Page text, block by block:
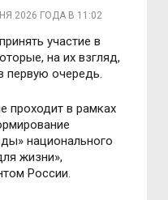
2026 ГОДА В 11:02
участие в
на их взгляд,
первую очередь.
проходит в рамках
национального
жизни»,
России.